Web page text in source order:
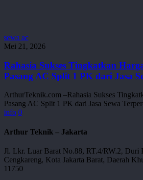
Rahasia
Sukses
Harga
Sewa
Kost:
AC
Split
1
dari
Sewa
Terpercaya
sewa ac
Mei 21, 2026
Rahasia Sukses Tingkatkan
Pasang AC Split 1 PK dari Jasa
ArthurTeknik.com –Rahasia Sukses
Pasang AC Split 1 PK dari Jasa Sewa
info 0
Arthur Teknik – Jakarta
Jl. Lkr. Luar Barat No.88, RT.4/RW.2, Duri
Cengkareng, Kota Jakarta Barat, Daerah
11750